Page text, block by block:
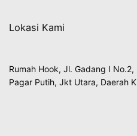
Lokasi Kami
Rumah Hook, Jl. Gadang I No.2,
Pagar Putih, Jkt Utara, Daerah